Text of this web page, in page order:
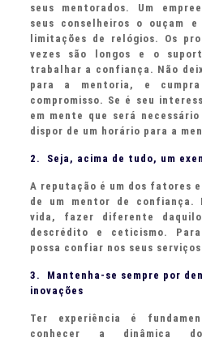
seus mentorados. Um
seus conselheiros o ouçam e
limitações de relógios. Os
vezes são longos e o
trabalhar a confiança. Não
para a mentoria, e cumpra
compromisso. Se é seu
em mente que será
dispor de um horário para a
2. Seja, acima de tudo, um
A reputação é um dos fatores
de um mentor de confiança.
vida, fazer diferente
descrédito e ceticismo.
possa confiar nos seus
3. Mantenha-se sempre por
inovações
Ter experiência é
conhecer a dinâmica